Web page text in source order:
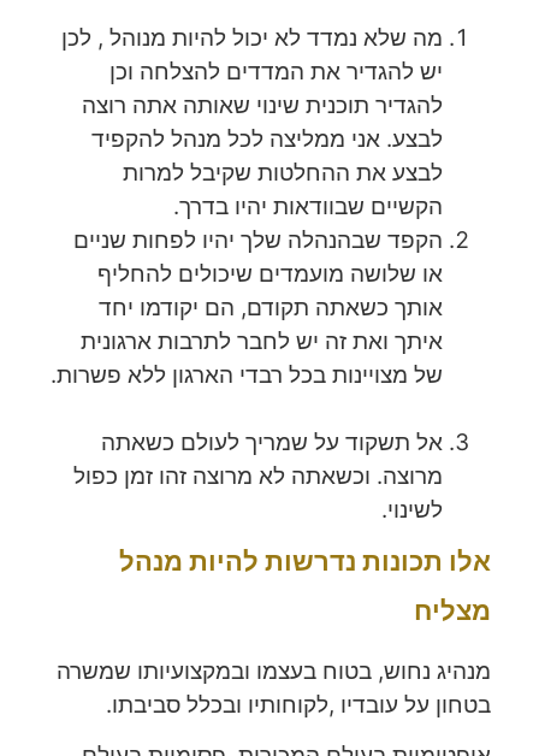
מה שלא נמדד לא יכול להיות מנוהל , לכן
יש להגדיר את המדדים להצלחה וכן
להגדיר תוכנית שינוי שאותה אתה רוצה
לבצע. אני ממליצה לכל מנהל להקפיד
לבצע את ההחלטות שקיבל למרות
הקשיים שבוודאות יהיו בדרך.
הקפד שבהנהלה שלך יהיו לפחות שניים
או שלושה מועמדים שיכולים להחליף
אותך כשאתה תקודם, הם יקודמו יחד
איתך ואת זה יש לחבר לתרבות ארגונית
של מצויינות בכל רבדי הארגון ללא פשרות.
אל תשקוד על שמריך לעולם כשאתה
מרוצה. וכשאתה לא מרוצה זהו זמן כפול
לשינוי.
אלו תכונות נדרשות להיות מנהל
מצליח
מנהיג נחוש, בטוח בעצמו ובמקצועיותו שמשרה
בטחון על עובדיו ,לקוחותיו ובכלל סביבתו.